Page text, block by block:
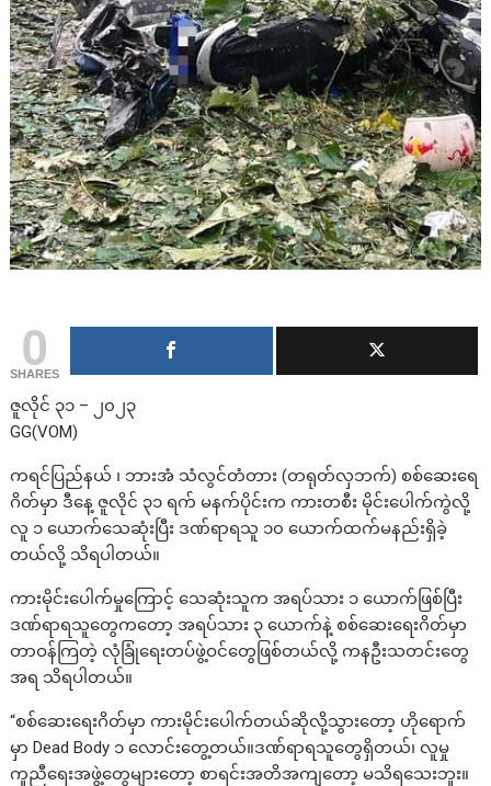
0
SHARES
ဇူလိုင် ၃၁ – ၂၀၂၃
GG(VOM)
ကရင်ပြည်နယ် ၊ ဘားအံ သံလွင်တံတား (တရုတ်လှဘက်) စစ်ဆေးရေ
ဂိတ်မှာ ဒီနေ့ ဇူလိုင် ၃၁ ရက် မနက်ပိုင်းက ကားတစီး မိုင်းပေါက်ကွဲလို့
လူ ၁ ယောက်သေဆုံးပြီး ဒဏ်ရာရသူ ၁၀ ယောက်ထက်မနည်းရှိခဲ့
တယ်လို့ သိရပါတယ်။
ကားမိုင်းပေါက်မှုကြောင့် သေဆုံးသူက အရပ်သား ၁ ယောက်ဖြစ်ပြီး
ဒဏ်ရာရသူတွေကတော့ အရပ်သား ၃ ယောက်နဲ့ စစ်ဆေးရေးဂိတ်မှာ
တာဝန်ကြတဲ့ လုံခြုံရေးတပ်ဖွဲ့ဝင်တွေဖြစ်တယ်လို့ ကနဦးသတင်းတွေ
အရ သိရပါတယ်။
“စစ်ဆေးရေးဂိတ်မှာ ကားမိုင်းပေါက်တယ်ဆိုလို့သွားတော့ ဟိုရောက်
မှာ Dead Body ၁ လောင်းတွေ့တယ်။ဒဏ်ရာရသူတွေရှိတယ်၊ လူမှု
ကူညီရေးအဖွဲ့တွေများတော့ စာရင်းအတိအကျတော့ မသိရသေးဘူး။